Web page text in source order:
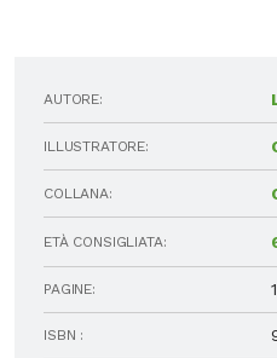
AUTORE:
ILLUSTRATORE:
COLLANA:
ETÀ CONSIGLIATA:
PAGINE:
ISBN :